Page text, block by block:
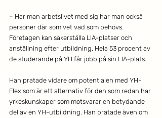
– Har man arbetslivet med sig har man också
personer där som vet vad som behövs.
Företagen kan säkerställa LIA-platser och
anställning efter utbildning. Hela 53 procent av
de studerande på YH får jobb på sin LIA-plats.
Han pratade vidare om potentialen med YH-
Flex som är ett alternativ för den som redan har
yrkeskunskaper som motsvarar en betydande
del av en YH-utbildning. Han pratade även om